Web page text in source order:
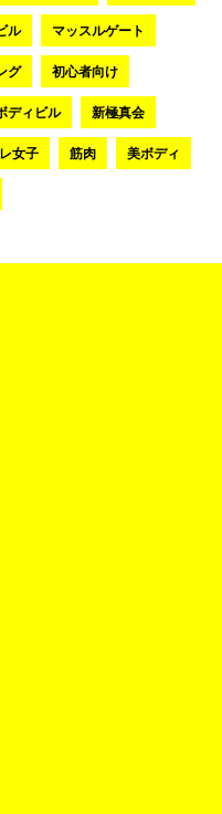
ル マッスルゲート
グ 初心者向け
ディビル 新極真会
女子 筋肉 美ボディ